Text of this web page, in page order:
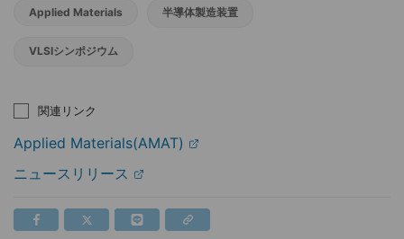
Applied Materials 半導体製造装置
VLSIシンポジウム
関連リンク
Applied Materials(AMAT)
ニュースリリース